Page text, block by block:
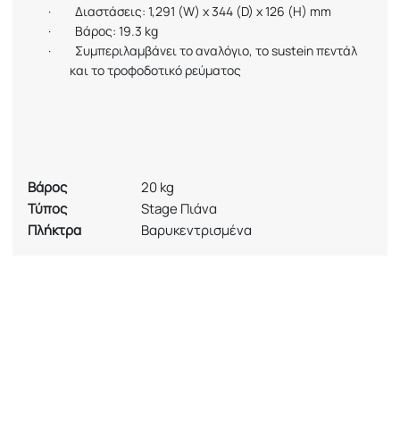
·
Διαστάσεις: 1,291 (W) x 344 (D) x 126 (H) mm
·
Βάρος: 19.3 kg
·
Συμπεριλαμβάνει το αναλόγιο, τοsusteinπεντάλ
και το τροφοδοτικό ρεύματος
Βάρος
20 kg
Τύπος
Stage Πιάνα
Πλήκτρα
Βαρυκεντρισμένα